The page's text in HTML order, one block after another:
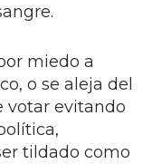
miedo a
o se aleja del
votar evitando
tildado como